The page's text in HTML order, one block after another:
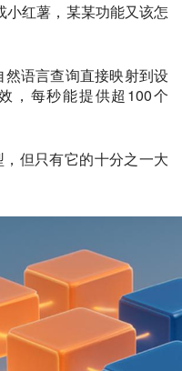
红薯，某某功能又该怎
然语言查询直接映射到设
，每秒能提供超100个
，但只有它的十分之一大